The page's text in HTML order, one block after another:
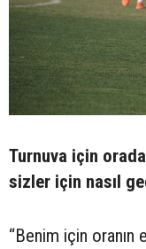
Turnuva için
sizler için nasıl
“Benim için oranın